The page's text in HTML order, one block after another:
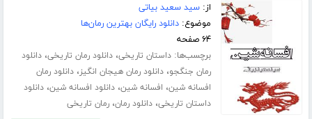
از:سید سعید بیاتی
موضوع:دانلود رایگان بهترین رمان‌ها
۶۴ صفحه
برچسب‌ها:داستان تاریخی،دانلود رمان تاریخی،دانلود
رمان جنگجو،دانلود رمان هیجان انگیز،دانلود رمان
افسانه شین، افسانه شین،دانلود افسانه شین،دانلود
داستان تاریخی،دانلود رمان،رمان تاریخی